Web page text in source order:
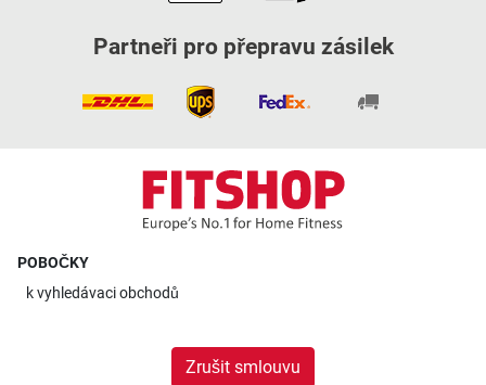
Partneři pro přepravu zásilek
POBOČKY
kvyhledávaci obchodů
Zrušit smlouvu